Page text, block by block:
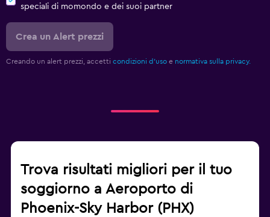
speciali di momondo e dei suoi partner
Crea un Alert prezzi
Creando un alert prezzi, accetti condizioni d'uso e normativa sulla privacy.
Trova risultati migliori per il tuo
soggiorno a Aeroporto di
Phoenix-Sky Harbor (PHX)